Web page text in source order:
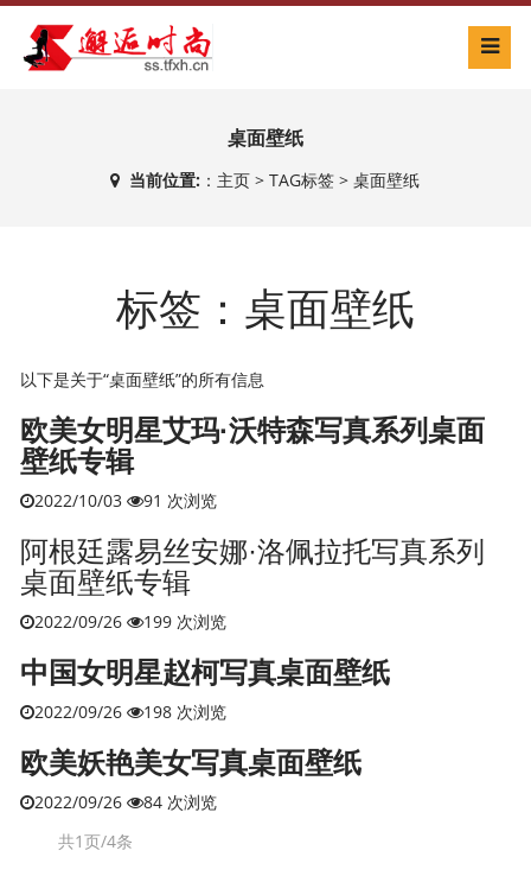
桌面壁纸
当前位置: ： 主页 >TAG标签 > 桌面壁纸
标签：桌面壁纸
以下是关于“桌面壁纸”的所有信息
欧美女明星艾玛·沃特森写真系列桌面
壁纸专辑
2022/10/03 91 次浏览
阿根廷露易丝安娜·洛佩拉托写真系列
桌面壁纸专辑
2022/09/26 199 次浏览
中国女明星赵柯写真桌面壁纸
2022/09/26 198 次浏览
欧美妖艳美女写真桌面壁纸
2022/09/26
84 次浏览
共1页/4条